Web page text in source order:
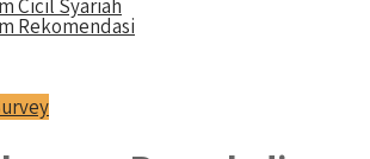
Cicil Syariah
Rekomendasi